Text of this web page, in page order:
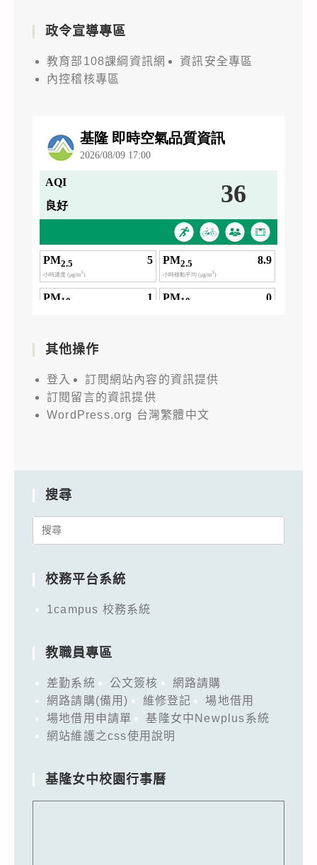
政令宣導專區
教育部108課綱資訊網
資訊安全專區
內控稽核專區
其他操作
登入
訂閱網站內容的資訊提供
訂閱留言的資訊提供
WordPress.org 台灣繁體中文
搜尋
Search
校務平台系統
1campus 校務系統
教職員專區
差勤系統 公文簽核
網路請購
網路請購(備用)
維修登記
場地借用
場地借用申請單
基隆女中Newplus系統
網站維護之css使用說明
基隆女中校園行事曆